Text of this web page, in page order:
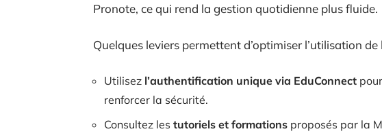
Pronote, ce qui rend la gestion quotidienne plus fluide.
Quelques leviers permettent d’optimiser l’utilisation
Utilisez l’authentification unique via EduConnect
renforcer la sécurité.
Consultez les tutoriels et formations proposés par la